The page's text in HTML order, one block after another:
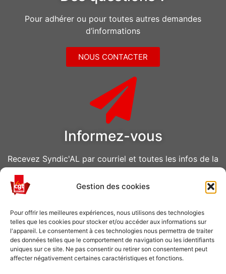
Gestion des cookies
Pour offrir les meilleures expériences, nous utilisons des technologies
telles que les cookies pour stocker et/ou accéder aux informations sur
l'appareil. Le consentement à ces technologies nous permettra de traiter
des données telles que le comportement de navigation ou les identifiants
uniques sur ce site. Ne pas consentir ou retirer son consentement peut
affecter négativement certaines caractéristiques et fonctions.
Pour adhérer ou pour toutes autres demandes
d’informations
NOUS CONTACTER
Informez-vous
Recevez Syndic'AL par courriel et toutes les infos de la